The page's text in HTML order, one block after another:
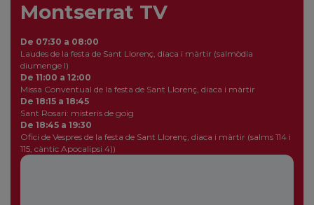
Montserrat TV
De 07:30 a 08:00
Laudes de la festa de Sant Llorenç, diaca i màrtir (salmòdia
diumenge I)
De 11:00 a 12:00
Missa Conventual de la festa de Sant Llorenç, diaca i màrtir
De 18:15 a 18:45
Sant Rosari: misteris de goig
De 18:45 a 19:30
Ofici de Vespres de la festa de Sant Llorenç, diaca i màrtir (salms 114 i
115, càntic Apocalipsi 4))